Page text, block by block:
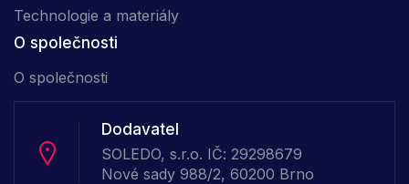
Technologie a materiály
O společnosti
O společnosti
Dodavatel
SOLEDO, s.r.o. IČ: 29298679
Nové sady 988/2, 60200 Brno